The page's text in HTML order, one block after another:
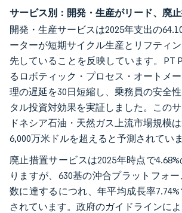
サービス別：開発・生産がリード、廃
開発・生産サービスは2025年支出の
ーターが短期サイクル生産とリフティ
先していることを反映しています。PT
るロボティック・プロセス・オートメ
理の遅延を30日短縮し、乗務員の安全
タル投資対効果を実証しました。この
ドネシア石油・天然ガス上流市場規模
6,000万米ドルを超えると予測されていま
廃止措置サービスは2025年時点で
りますが、630基の沖合プラットフォ
数に達するにつれ、年平均成長率
されています。政府のガイドラインに